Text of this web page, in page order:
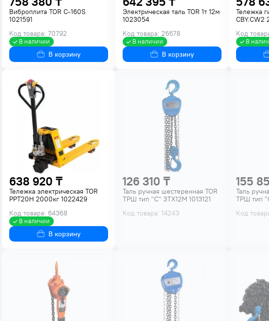
Виброплита TOR C-160S
1021591
Код товара: 70792
В наличии
В корзину
Электрическая таль TOR 1т 12м
1023054
Код товара: 26678
В наличии
В корзину
Тележка
CBY.CW2
Код
В
638 920 ₸
Тележка электрическая TOR
PPT20H 2000кг 1022429
Код товара: 64368
В наличии
В корзину
126 310 ₸
Таль ручная шестеренная TOR
ТРШ тип "С" 3ТХ12М 1013121
Код товара: 14243
155
Таль
ТРШ тип
Код